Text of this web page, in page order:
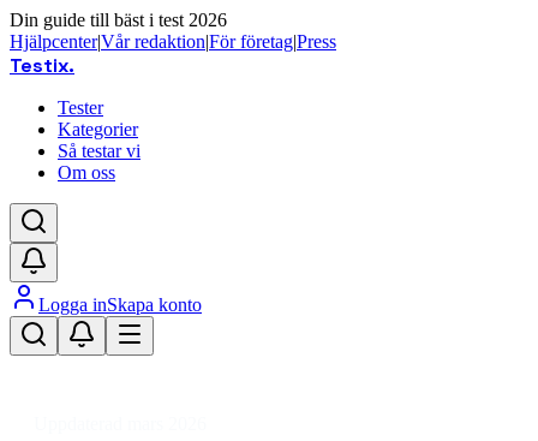
Din guide till bäst i test 2026
Hjälpcenter|Vår redaktion|För företag|Press
Testix.
Tester
Kategorier
Så testar vi
Om oss
Logga inSkapa konto